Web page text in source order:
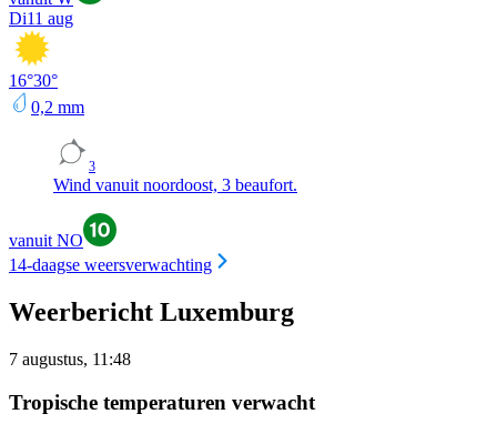
Di11 aug
16°30°
0,2 mm
3
Wind vanuit noordoost, 3 beaufort.
vanuit NO
14-daagse weersverwachting
Weerbericht Luxemburg
7 augustus, 11:48
Tropische temperaturen verwacht